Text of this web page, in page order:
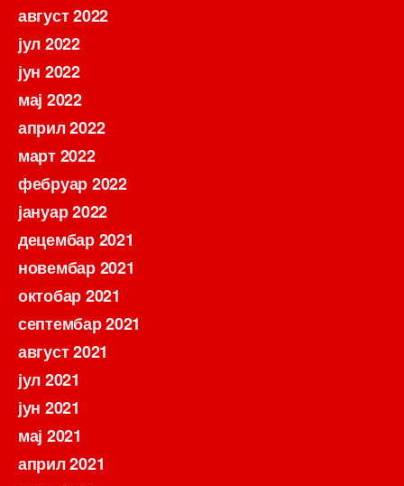
август 2022
јул 2022
јун 2022
мај 2022
април 2022
март 2022
фебруар 2022
јануар 2022
децембар 2021
новембар 2021
октобар 2021
септембар 2021
август 2021
јул 2021
јун 2021
мај 2021
април 2021